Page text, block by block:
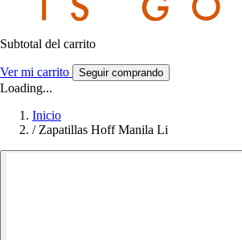
Subtotal del carrito
Ver mi carrito Seguir comprando
Loading...
Inicio
/ Zapatillas Hoff Manila Li